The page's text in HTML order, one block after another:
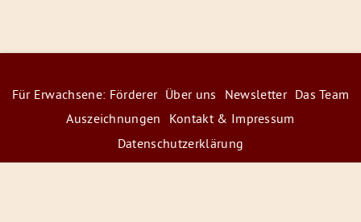
Für Erwachsene: Förderer Über uns Newsletter Das Team
Auszeichnungen
Kontakt & Impressum
Datenschutzerklärung